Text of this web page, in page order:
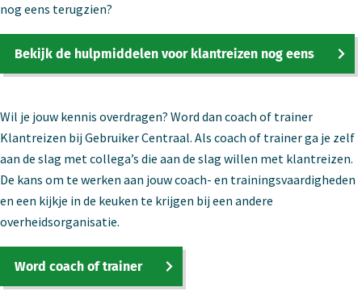
nog eens terugzien?
Bekijk de hulpmiddelen voor klantreizen nog eens
Wil je jouw kennis overdragen? Word dan coach of trainer
Klantreizen bij Gebruiker Centraal. Als coach of trainer ga je zelf
aan de slag met collega’s die aan de slag willen met klantreizen.
De kans om te werken aan jouw coach- en trainingsvaardigheden
en een kijkje in de keuken te krijgen bij een andere
overheidsorganisatie.
Word coach of trainer